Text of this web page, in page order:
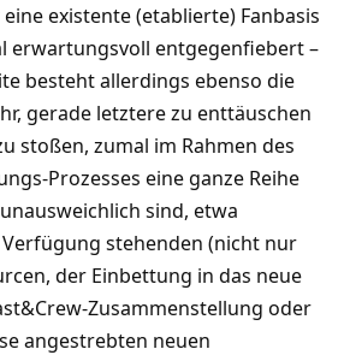
existente (etablierte) Fanbasis
erwartungsvoll entgegenfiebert –
besteht allerdings ebenso die
gerade letztere zu enttäuschen
stoßen, zumal im Rahmen des
Prozesses eine ganze Reihe
sind, etwa
stehenden (nicht nur
der Einbettung in das neue
Zusammenstellung oder
angestrebten neuen